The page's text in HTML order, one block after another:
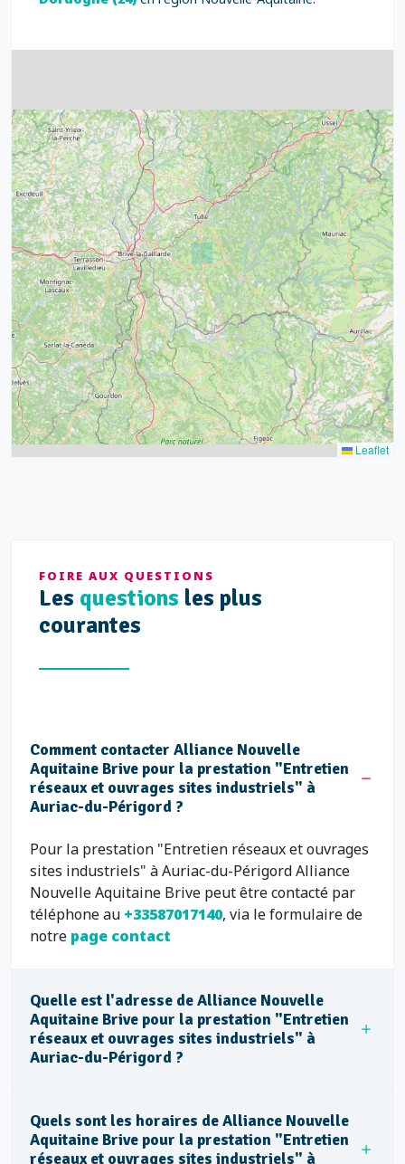
4
15
21
14
32
39
52 68
43
Leaflet
FOIRE AUX QUESTIONS
Les questions les plus
courantes
Comment contacter Alliance Nouvelle
Aquitaine Brive pour la prestation "Entretien
réseaux et ouvrages sites industriels" à
Auriac-du-Périgord ?
Pour la prestation "Entretien réseaux et ouvrages
sites industriels" à Auriac-du-Périgord Alliance
Nouvelle Aquitaine Brive peut être contacté par
téléphone au +33587017140, via le formulaire de
notre page contact
Quelle est l'adresse de Alliance Nouvelle
Aquitaine Brive pour la prestation "Entretien
réseaux et ouvrages sites industriels" à
Auriac-du-Périgord ?
Quels sont les horaires de Alliance Nouvelle
Aquitaine Brive pour la prestation "Entretien
réseaux et ouvrages sites industriels" à